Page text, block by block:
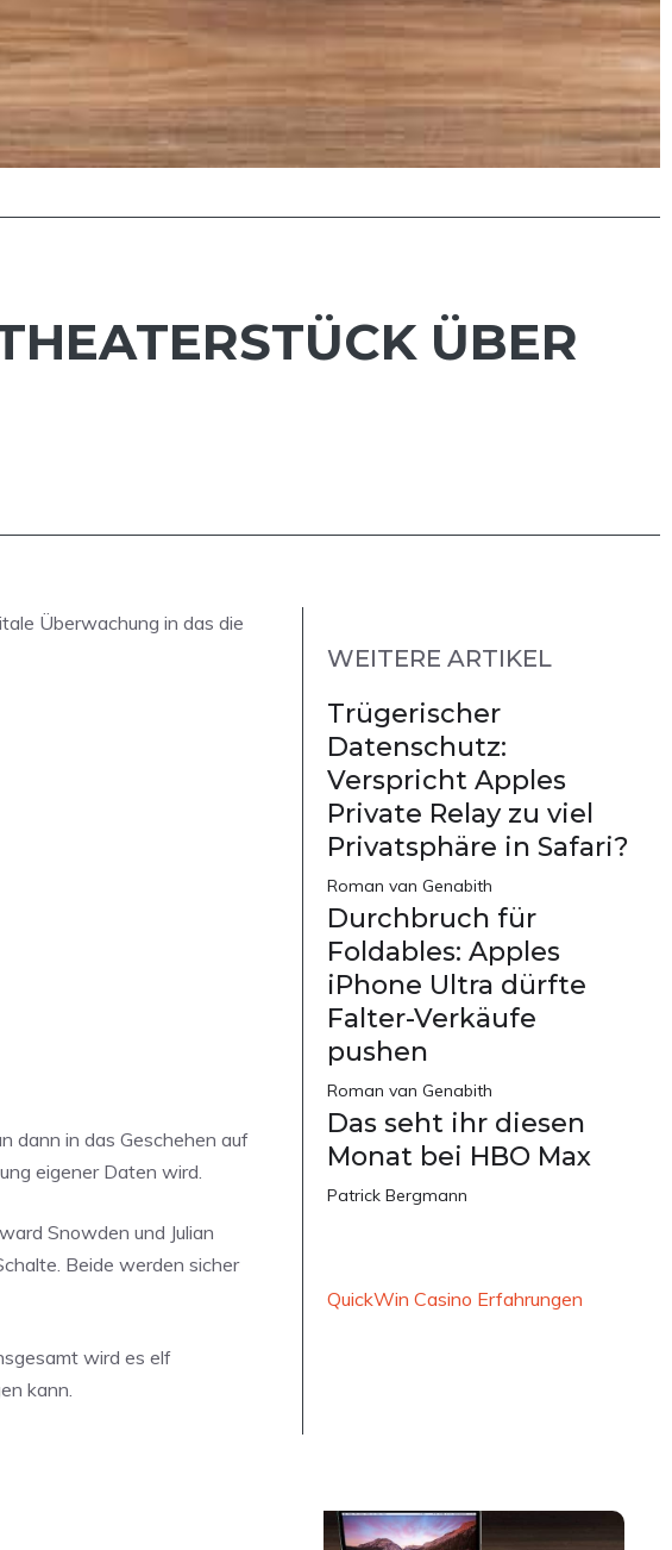
ÜBER
Überwachung in das die
dann in das Geschehen auf
eigener Daten wird.
Snowden und Julian
Beide werden sicher
wird es elf
kann.
WEITERE ARTIKEL
Trügerischer
Datenschutz:
Verspricht Apples
Private Relay zu viel
Privatsphäre in Safari?
Roman van Genabith
Durchbruch für
Foldables: Apples
iPhone Ultra dürfte
Falter-Verkäufe
pushen
Roman van Genabith
Das seht ihr diesen
Monat bei HBO Max
Patrick Bergmann
QuickWin Casino Erfahrungen